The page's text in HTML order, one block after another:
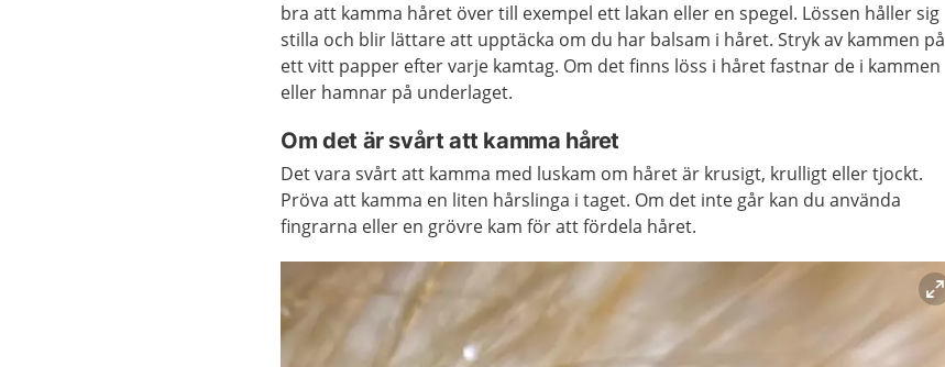
bra att kamma håret över till exempel ett lakan eller en spegel. Lössen håller sig
stilla och blir lättare att upptäcka om du har balsam i håret. Stryk av kammen på
ett vitt papper efter varje kamtag. Om det finns löss i håret fastnar de i kammen
eller hamnar på underlaget.
Om det är svårt att kamma håret
Det vara svårt att kamma med luskam om håret är krusigt, krulligt eller tjockt.
Pröva att kamma en liten hårslinga i taget. Om det inte går kan du använda
fingrarna eller en grövre kam för att fördela håret.